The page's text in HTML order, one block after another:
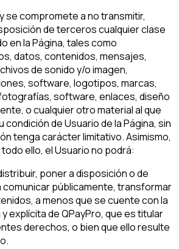
se compromete a no transmitir,
de terceros cualquier clase
en la Página, tales como
datos, contenidos, mensajes,
de sonido y/o imagen,
software, logotipos, marcas,
software, enlaces, diseño
o cualquier otro material al que
de Usuario de la Página, sin
tenga carácter limitativo. Asimismo,
ello, el Usuario no podrá:
poner a disposición o de
públicamente, transformar
a menos que se cuente con la
explícita de QPayPro, que es titular
derechos, o bien que ello resulte